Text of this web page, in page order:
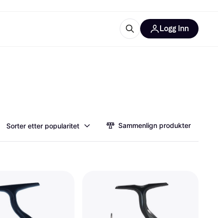
Logg inn
Sorter etter popularitet Sammenlign produkter